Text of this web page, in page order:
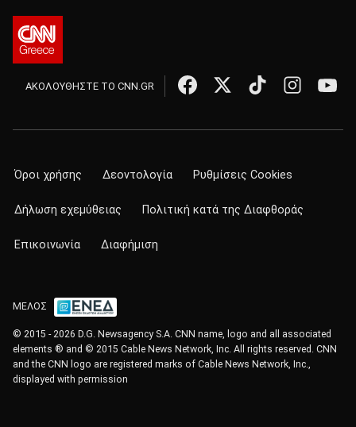
ΑΚΟΛΟΥΘΗΣΤΕ ΤΟ CNN.GR
Όροι χρήσης Δεοντολογία Ρυθμίσεις Cookies
Δήλωση εχεμύθειας Πολιτική κατά της Διαφθοράς
Επικοινωνία Διαφήμιση
ΜΕΛΟΣ
© 2015 - 2026 D.G. Newsagency S.A. CNN name, logo and all associated
elements ® and © 2015 Cable News Network, Inc. All rights reserved. CNN
and the CNN logo are registered marks of Cable News Network, Inc.,
displayed with permission